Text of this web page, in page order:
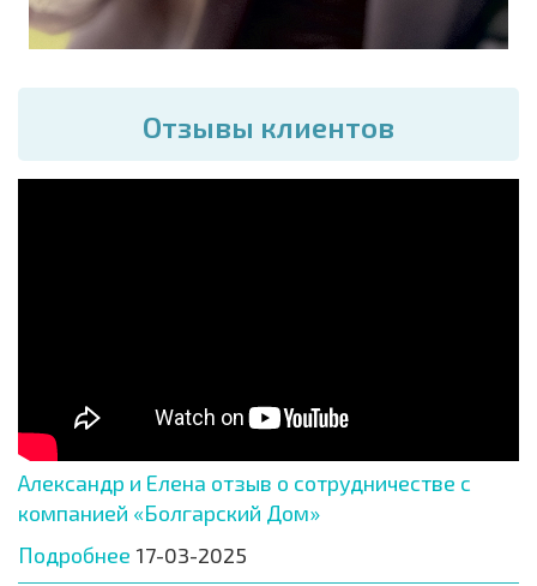
Отзывы клиентов
Александр и Елена отзыв о сотрудничестве с
компанией «Болгарский Дом»
Подробнее 17-03-2025